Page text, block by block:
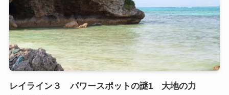
レイライン３ パワースポットの謎1 大地の力